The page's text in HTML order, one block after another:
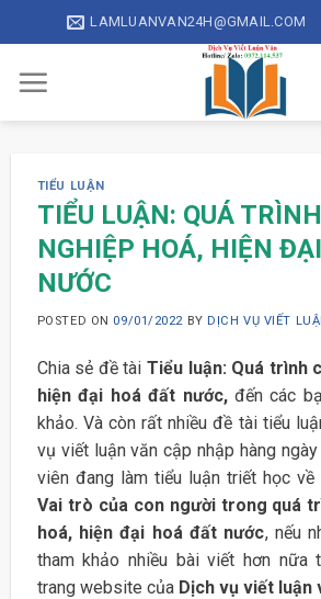
to
content
LAMLUANVAN24H@GMAIL.COM
TIỂU LUẬN
TIỂU LUẬN: QUÁ
NGHIỆP HOÁ, HIỆN
NƯỚC
POSTED ON 09/01/2022 BY DỊCH VỤ VIẾT
Chia sẻ đề tài Tiểu luận: Quá trình
hiện đại hoá đất nước, đến các
khảo. Và còn rất nhiều đề tài tiểu
vụ viết luận văn cập nhập hàng
viên đang làm tiểu luận triết học
Vai trò của con người trong quá
hoá, hiện đại hoá đất nước, nếu
tham khảo nhiều bài viết hơn nữa
trang website của Dịch vụ viết luận